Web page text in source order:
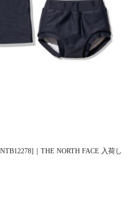
｜THE NORTH FACE 入荷し